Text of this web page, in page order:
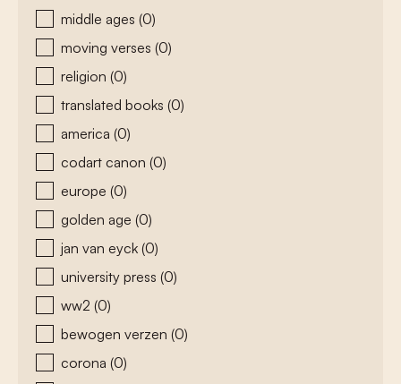
middle ages (0)
moving verses (0)
religion (0)
translated books (0)
america (0)
codart canon (0)
europe (0)
golden age (0)
jan van eyck (0)
university press (0)
ww2 (0)
bewogen verzen (0)
corona (0)